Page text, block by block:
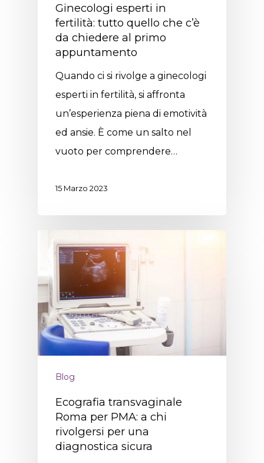
Ginecologi esperti in
fertilità: tutto quello che c’è
da chiedere al primo
appuntamento
Quando ci si rivolge a ginecologi
esperti in fertilità, si affronta
un’esperienza piena di emotività
ed ansie. È come un salto nel
vuoto per comprendere…
15 Marzo 2023
Blog
Ecografia transvaginale
Roma per PMA: a chi
rivolgersi per una
diagnostica sicura